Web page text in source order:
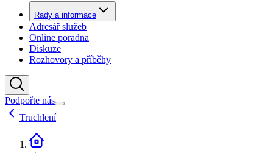
Rady a informace
Adresář služeb
Online poradna
Diskuze
Rozhovory a příběhy
Podpořte nás
Truchlení